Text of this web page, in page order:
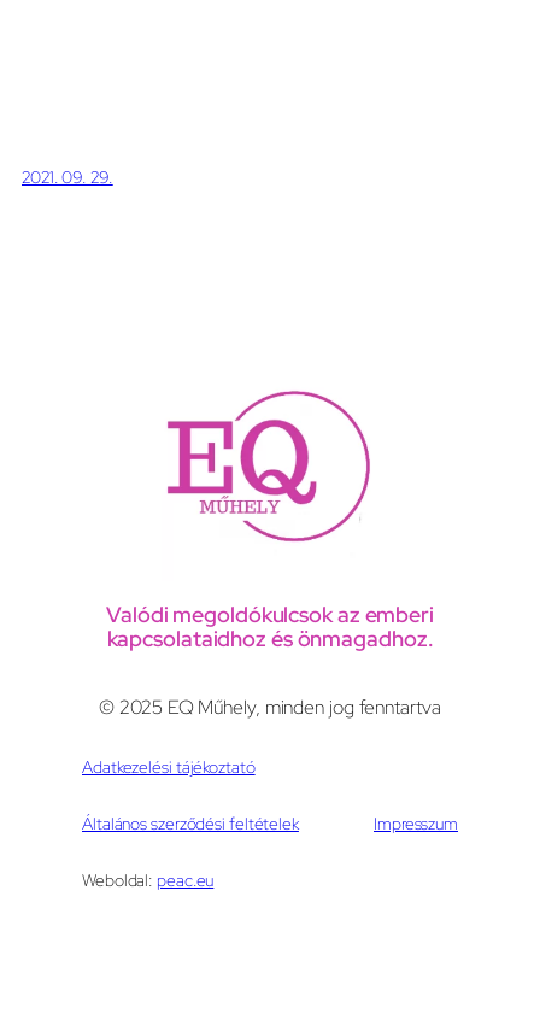
2021. 09. 29.
Valódi megoldókulcsok az emberi
kapcsolataidhoz és önmagadhoz.
© 2025 EQ Műhely, minden jog fenntartva
Adatkezelési tájékoztató
Általános szerződési feltételek Impresszum
Weboldal: peac.eu